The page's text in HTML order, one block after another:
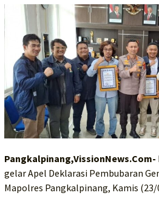
Pangkalpinang,VissionNews.Com-
gelar Apel Deklarasi Pembubaran
Mapolres Pangkalpinang, Kamis (23/